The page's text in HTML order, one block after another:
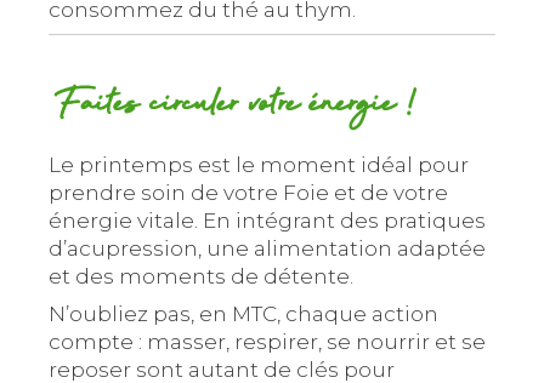
consommez du thé au thym.
Faites circuler votre énergie !
Le printemps est le moment idéal pour
prendre soin de votre Foie et de votre
énergie vitale. En intégrant des pratiques
d’acupression, une alimentation adaptée
et des moments de détente.
N’oubliez pas, en MTC, chaque action
compte : masser, respirer, se nourrir et se
reposer sont autant de clés pour